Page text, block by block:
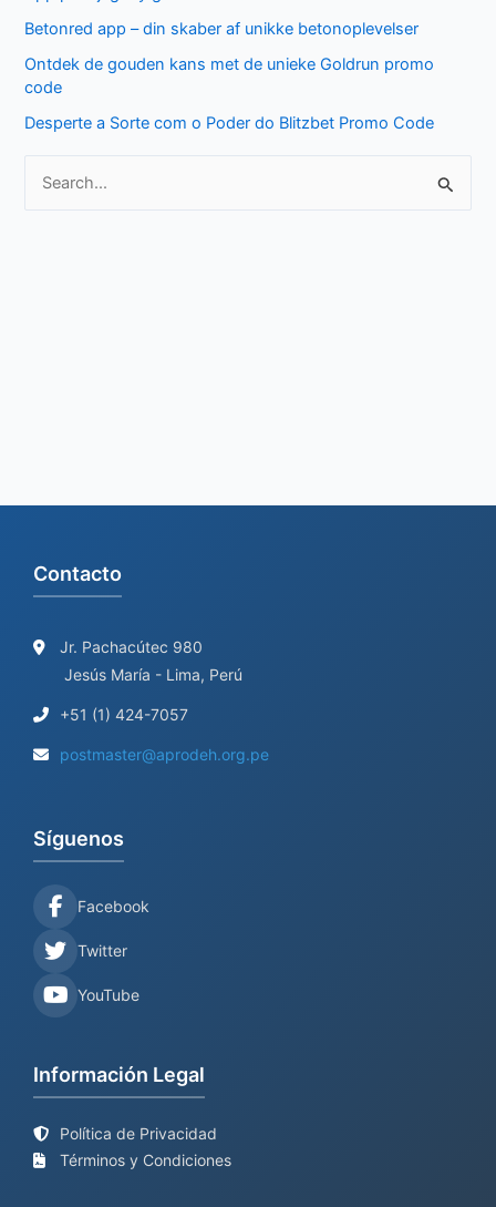
f
o
r
:
Betonred app – din skaber af unikke betonoplevelser
Ontdek de gouden kans met de unieke Goldrun promo
code
Desperte a Sorte com o Poder do Blitzbet Promo Code
Contacto
Jr. Pachacútec 980
Jesús María - Lima, Perú
+51 (1) 424-7057
postmaster@aprodeh.org.pe
Síguenos
Facebook
Twitter
YouTube
Información Legal
Política de Privacidad
Términos y Condiciones